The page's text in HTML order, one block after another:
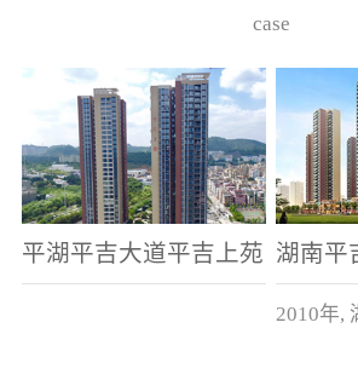
case
平湖平吉大道平吉上苑 湖南平
2010年,